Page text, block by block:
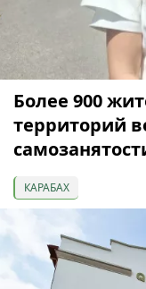
Более 900
территорий
КАРАБАХ